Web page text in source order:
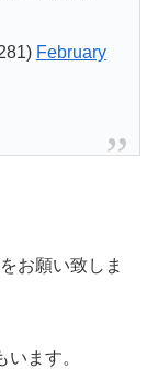
February
お願い致しま
ます。